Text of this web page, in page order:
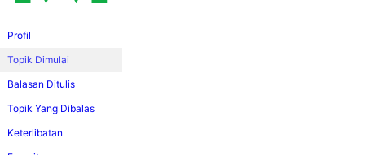
Profil
Topik Dimulai
Balasan Ditulis
Topik Yang Dibalas
Keterlibatan